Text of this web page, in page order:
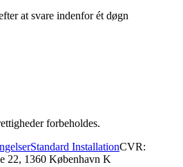
at svare indenfor ét døgn
forbeholdes.
Standard InstallationCVR:
22, 1360 København K